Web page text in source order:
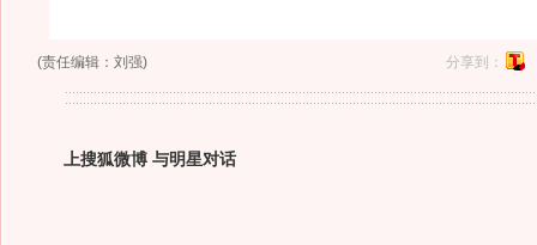
(责任编辑：刘强) 分享到：
上搜狐微博 与明星对话